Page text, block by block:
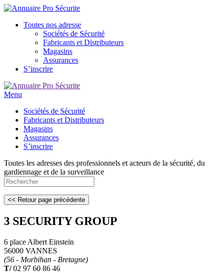
Toutes nos adresse
Sociétés de Sécurité
Fabricants et Distributeurs
Magasins
Assurances
S’inscrire
Menu
Sociétés de Sécurité
Fabricants et Distributeurs
Magasins
Assurances
S’inscrire
Toutes les adresses des professionnels et acteurs de la sécurité, du
gardiennage et de la surveillance
3 SECURITY GROUP
6 place Albert Einstein
56000 VANNES
(56 - Morbihan - Bretagne)
T/02 97 60 86 46